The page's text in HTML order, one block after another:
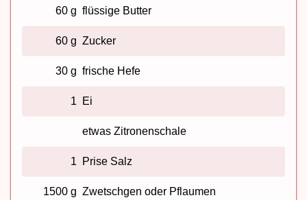
60 g flüssige Butter
60 g Zucker
30 g frische Hefe
1 Ei
etwas Zitronenschale
1 Prise Salz
1500 g Zwetschgen oder Pflaumen